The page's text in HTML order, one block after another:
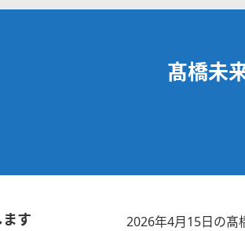
髙橋未
2026年4月15日の髙
す